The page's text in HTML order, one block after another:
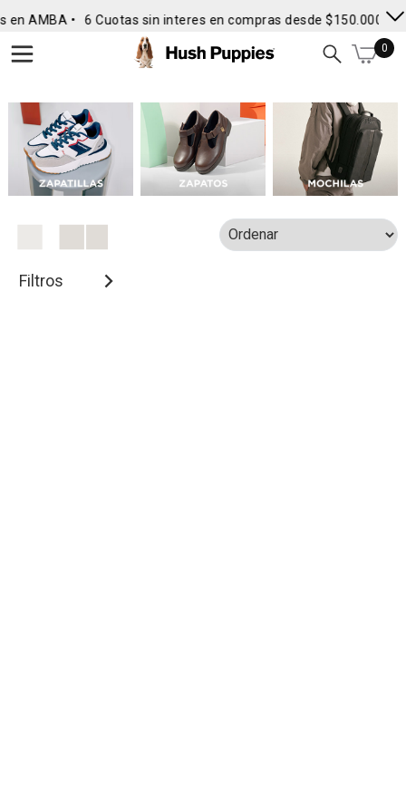
AMBA • 6 Cuotas sin interes en compras desde $150.000 •
0
Filtros